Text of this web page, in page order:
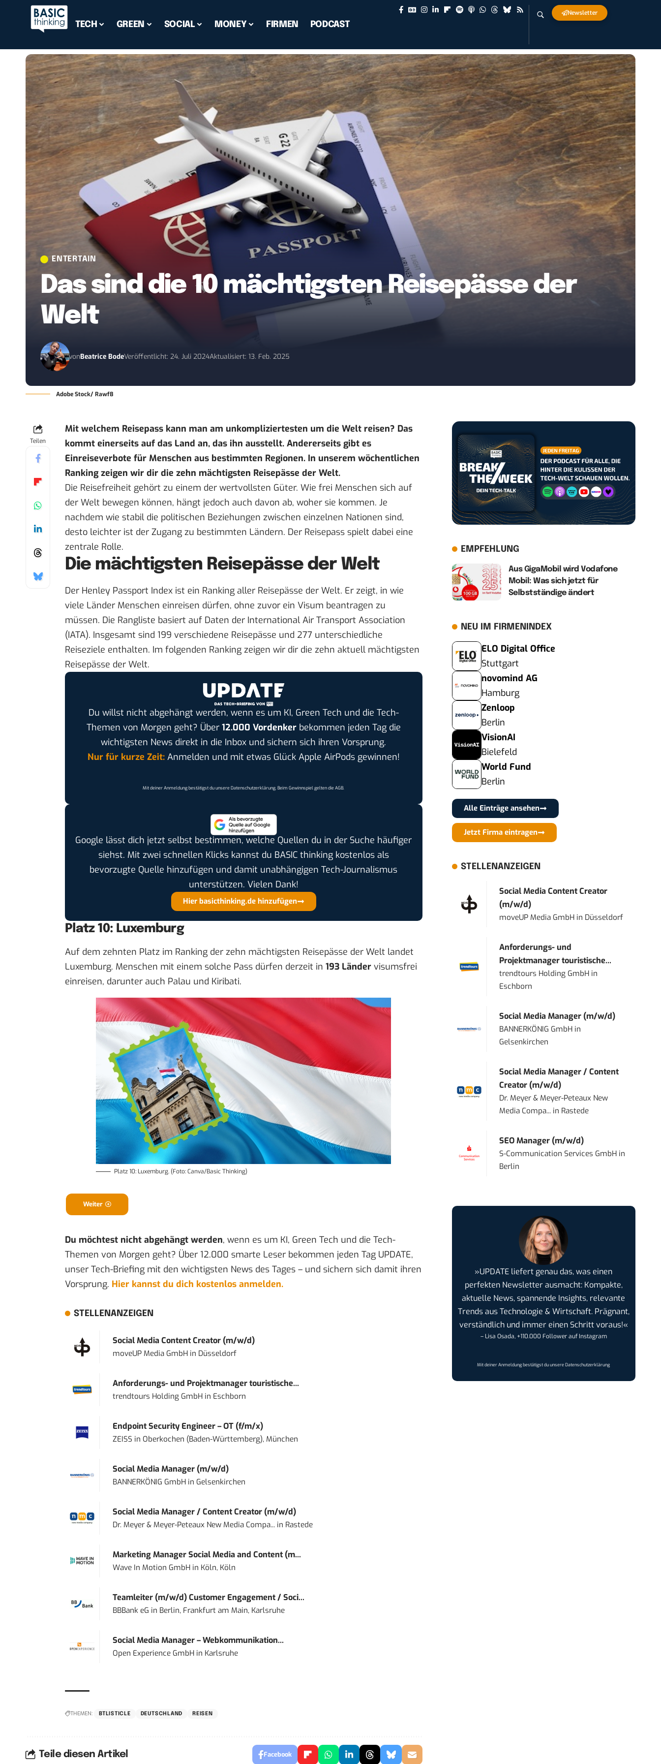
TECH GREEN SOCIAL MONEY FIRMEN PODCAST
Newsletter
ENTERTAIN
Das sind die 10 mächtigsten Reisepässe der
Welt
vonBeatrice BodeVeröffentlicht: 24. Juli 2024Aktualisiert: 13. Feb. 2025
Adobe Stock/ Rawf8
Teilen
Mit welchem Reisepass kann man am unkompliziertesten um die Welt reisen? Das
kommt einerseits auf das Land an, das ihn ausstellt. Andererseits gibt es
Einreiseverbote für Menschen aus bestimmten Regionen. In unserem wöchentlichen
Rankingzeigen wir dir die zehn mächtigsten Reisepässe der Welt.
Die Reisefreiheit gehört zu einem der wertvollsten Güter. Wie frei Menschen sich auf
der Welt bewegen können, hängt jedoch auch davon ab, woher sie kommen. Je
nachdem wie stabil die politischen Beziehungen zwischen einzelnen Nationen sind,
desto leichter ist der Zugang zu bestimmten Ländern. Der Reisepass spielt dabei eine
zentrale Rolle.
Die mächtigsten Reisepässe der Welt
Der Henley Passport Index ist ein Ranking aller Reisepässe der Welt. Er zeigt, in wie
viele Länder Menschen einreisen dürfen, ohne zuvor ein Visum beantragen zu
müssen. Die Rangliste basiert auf Daten der International Air Transport Association
(IATA). Insgesamt sind 199 verschiedene Reisepässe und 277 unterschiedliche
Reiseziele enthalten. Im folgenden Ranking zeigen wir dir die zehn aktuell mächtigsten
Reisepässe der Welt.
Du willst nicht abgehängt werden, wenn es um KI, Green Tech und die Tech-
Themen von Morgen geht? Über 12.000 Vordenkerbekommen jeden Tag die
wichtigsten News direkt in die Inbox und sichern sich ihren Vorsprung.
Nur für kurze Zeit:Anmelden und mit etwas Glück Apple AirPods gewinnen!
Mit deiner Anmeldung bestätigst du unsereDatenschutzerklärung. Beim Gewinnspiel gelten dieAGB.
Google lässt dich jetzt selbst bestimmen, welche Quellen du in der Suche häufiger
siehst. Mit zwei schnellen Klicks kannst du BASIC thinking kostenlos als
bevorzugte Quelle hinzufügen und damit unabhängigen Tech-Journalismus
unterstützen. Vielen Dank!
Hier basicthinking.de hinzufügen
Platz 10: Luxemburg
Auf dem zehnten Platz im Ranking der zehn mächtigsten Reisepässe der Welt landet
Luxemburg. Menschen mit einem solche Pass dürfen derzeit in 193 Länder visumsfrei
einreisen, darunter auch Palau und Kiribati.
Platz 10: Luxemburg. (Foto: Canva/Basic Thinking)
Weiter
Du möchtest nicht abgehängt werden, wenn es um KI, Green Tech und die Tech-
Themen von Morgen geht? Über 12.000 smarte Leser bekommen jeden Tag UPDATE,
unser Tech-Briefing mit den wichtigsten News des Tages – und sichern sich damit ihren
Vorsprung. Hier kannst du dich kostenlos anmelden.
STELLENANZEIGEN
Social Media Content Creator (m/w/d)
moveUP Media GmbHin Düsseldorf
Anforderungs- und Projektmanager touristische...
trendtours Holding GmbHin Eschborn
Endpoint Security Engineer – OT (f/m/x)
ZEISS in Oberkochen (Baden-Württemberg), München
Social Media Manager (m/w/d)
BANNERKÖNIG GmbHin Gelsenkirchen
Social Media Manager / Content Creator (m/w/d)
Dr. Meyer & Meyer-Peteaux New Media Compa...in Rastede
Marketing Manager Social Media and Content (m...
Wave In Motion GmbHin Köln, Köln
Teamleiter (m/w/d) Customer Engagement / Soci...
BBBank eG in Berlin, Frankfurt am Main, Karlsruhe
Social Media Manager – Webkommunikation...
Open Experience GmbHin Karlsruhe
THEMEN: BTLISTICLE DEUTSCHLAND REISEN
Teile diesen Artikel Facebook
EMPFEHLUNG
Aus GigaMobil wird Vodafone
Mobil: Was sich jetzt für
Selbstständige ändert
NEU IM FIRMENINDEX
ELO Digital Office
Stuttgart
novomind AG
Hamburg
Zenloop
Berlin
VisionAI
Bielefeld
World Fund
Berlin
Alle Einträge ansehen
Jetzt Firma eintragen
STELLENANZEIGEN
Social Media Content Creator
(m/w/d)
moveUP Media GmbH in Düsseldorf
Anforderungs- und
Projektmanager touristische...
trendtours Holding GmbH in
Eschborn
Social Media Manager (m/w/d)
BANNERKÖNIG GmbH in
Gelsenkirchen
Social Media Manager / Content
Creator (m/w/d)
Dr. Meyer & Meyer-Peteaux New
Media Compa... in Rastede
SEO Manager (m/w/d)
S-Communication Services GmbH in
Berlin
»UPDATE liefert genau das, was einen
perfekten Newsletter ausmacht: Kompakte,
aktuelle News, spannende Insights, relevante
Trends aus Technologie & Wirtschaft. Prägnant,
verständlich und immer einen Schritt voraus!«
– Lisa Osada, +110.000 Follower auf Instagram
Mit deiner Anmeldung bestätigst du unsereDatenschutzerklärung